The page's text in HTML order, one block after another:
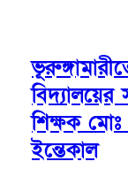
বিদ্যালয়ের
শিক্ষক
ইন্তেকাল